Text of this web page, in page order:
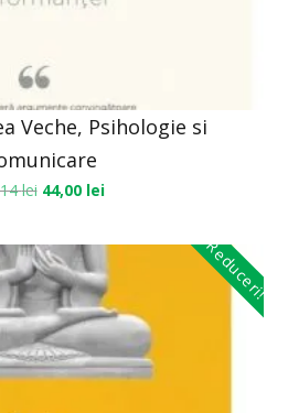
Veche, Psihologie si
lei 44,00 lei
Reduceri!